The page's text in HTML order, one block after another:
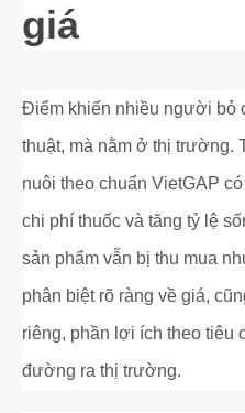
giá
Điểm khiến nhiều người bỏ
thuật, mà nằm ở thị trường.
nuôi theo chuẩn VietGAP
chi phí thuốc và tăng tỷ lệ
sản phẩm vẫn bị thu mua
phân biệt rõ ràng về giá,
riêng, phần lợi ích theo tiêu
đường ra thị trường.